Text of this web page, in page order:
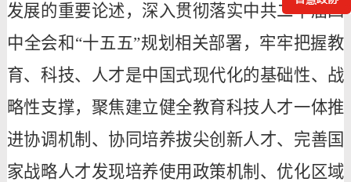
发展的重要论述，深入贯彻落实中共二十届四
中全会和 “十五五”规划相关部署，牢牢把握教
育、科技、人才是中国式现代化的基础性、战
略性支撑，聚焦建立健全教育科技人才一体推
进协调机制、协同培养拔尖创新人才、完善国
家战略人才发现培养使用政策机制、优化区域